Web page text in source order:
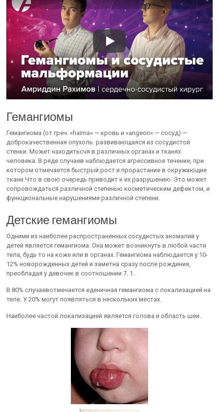
Гемангиомы
Гемангиома (от греч. «haima» — кровь и «angeon» — сосуд) —
доброкачественная опухоль. развивающаяся из сосудистой
стенки. Может находитьсчя в различных органах и тканях
человека. В ряде случаев наблюдается агрессивное течение, при
котором отмечается быстрый рост и прорастание в окружающие
ткани.Что в свою очередь приводит к их разрушению. Это может
сопровождаться различной степенью косметическим дефектом, и
функциональные нарушениями различной степени.
Детские гемангиомы
Одними из наиболее распространенных сосудистых аномалий у
детей является гемангиома. Она может возникнуть в любой части
тела, будь то на коже или в органах. Гемангиома наблюдается у 10-
12% новорожденных детей и заметна сразу после рождения,
преобладая у девочек в соотношении 7. 1.
В 80% случаевотмечается еденичная гемангиома с локализацией на
теле. У 20% могут появляться в нескольких местах.
Наиболее частой локализацией является голова и область шеи.